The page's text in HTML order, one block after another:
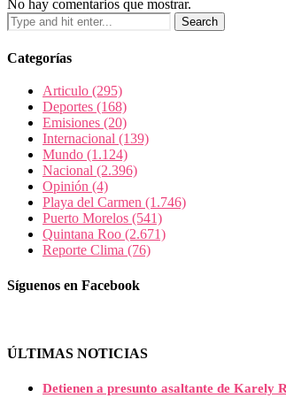
No hay comentarios que mostrar.
Categorías
Articulo (295)
Deportes (168)
Emisiones (20)
Internacional (139)
Mundo (1.124)
Nacional (2.396)
Opinión (4)
Playa del Carmen (1.746)
Puerto Morelos (541)
Quintana Roo (2.671)
Reporte Clima (76)
Síguenos en Facebook
ÚLTIMAS NOTICIAS
Detienen a presunto asaltante de Karely